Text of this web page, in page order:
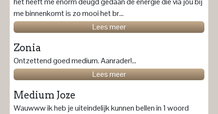
me binnenkomt is zo mooi het br...
Lees meer
Zonia
Ontzettend goed medium. Aanrader!...
Lees meer
Medium Joze
Wauwww ik heb je uiteindelijk kunnen bellen in 1 woord